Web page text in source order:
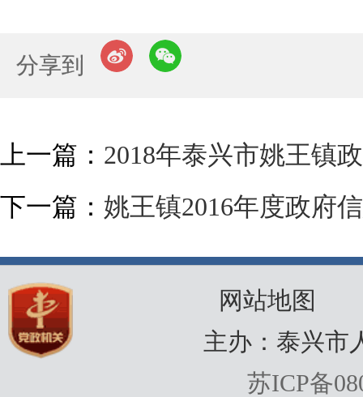
分享到
上一篇： 2018年泰兴市姚王镇
下一篇： 姚王镇2016年度政府
网站地图
主办：泰兴市
苏ICP备